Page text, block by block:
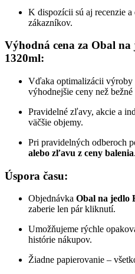
K dispozícii sú aj recenzie
zákazníkov.
Výhodná cena za Obal na
1320ml:
Vďaka optimalizácii
výhodnejšie ceny než
Pravidelné zľavy, akcie a
väčšie objemy.
Pri pravidelných odberoch
alebo zľavu z ceny balenia.
Úspora času:
Objednávka Obal na jedlo
zaberie len pár kliknutí.
Umožňujeme rýchle
histórie nákupov.
Žiadne papierovanie –